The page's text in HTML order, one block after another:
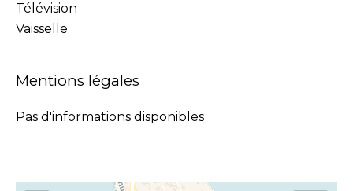
Télévision
Vaisselle
Mentions légales
Pas d'informations disponibles